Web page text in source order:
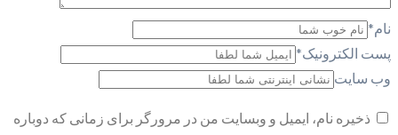
نام*
پست الکترونیک*
وب سایت
ذخیره نام، ایمیل و وبسایت من در مرورگر برای زمانی که دوباره